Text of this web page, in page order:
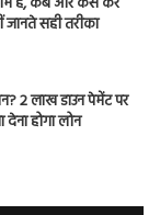
जानते सही तरीका
2 लाख डाउन पेमेंट पर
होगा लोन